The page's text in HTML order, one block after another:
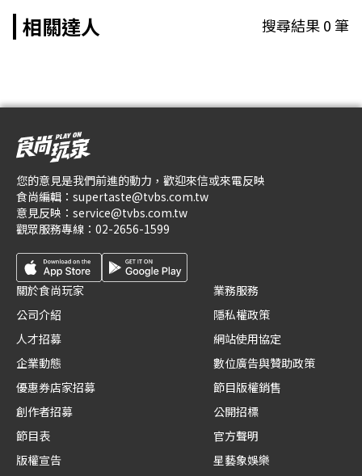
相關達人 搜尋結果0筆
您的意見是我們前進的動力，歡迎來信或來電反映
食尚編輯： supertaste@tvbs.com.tw
意見反映： service@tvbs.com.tw
觀眾服務專線： 02-2656-1599
關於食尚玩家
公司介紹
人才招募
企業動態
優惠券店家招募
創作者招募
節目表
版權宣告
業務服務
隱私權政策
網站使用協定
數位廣告與贊助政策
節目版權銷售
公開招標
官方聲明
星藝象娛樂